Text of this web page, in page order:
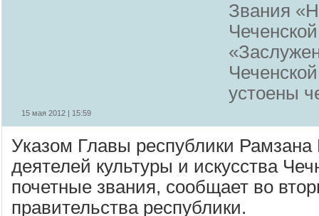
Звания
устоены
15 мая 2012 | 15:59
Указом Главы республики
деятелей культуры и искусства
почетные звания, сообщает во
правительства республики.